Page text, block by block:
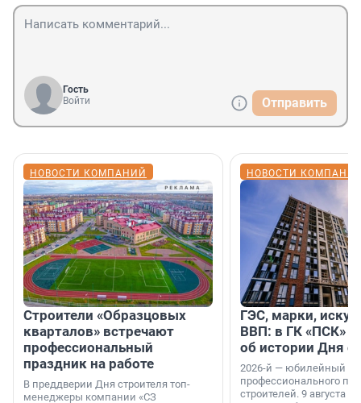
Гость
Войти
Отправить
НОВОСТИ КОМПАНИЙ
Строители «Образцовых
кварталов» встречают
профессиональный
праздник на работе
В преддверии Дня строителя топ-
менеджеры компании «СЗ
НОВОСТИ
ГЭС, марки,
ВВП: в ГК «ПСК»
об истории Дня
2026-й — юбилейный
профессионального
строителей. 9 августа